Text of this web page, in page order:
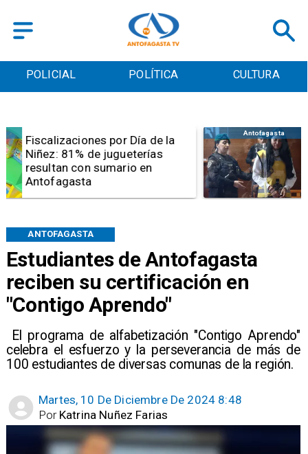
POLICIAL POLÍTICA CULTURA
Estudiantes de Antofagasta
reciben su certificación en
"Contigo Aprendo"
​ El programa de alfabetización "Contigo Aprendo"
celebra el esfuerzo y la perseverancia de más de
100 estudiantes de diversas comunas de la región.
ANTOFAGASTA
Martes, 10 De Diciembre De 2024 8:48
Katrina Nuñez Farias
Por
Tribunal frena opción de pena
mixta para Karen Rojo por ahora